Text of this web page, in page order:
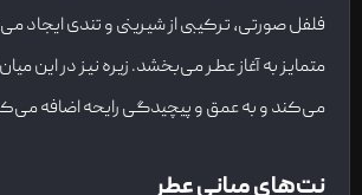
فلفل صورتی، ترکیبی از شیرینی و تندی ایجاد
متمایز به آغاز عطر می‌بخشد. زیره نیز در این
می‌کند و به عمق و پیچیدگی رایحه اضافه
نت‌های میانی عطر